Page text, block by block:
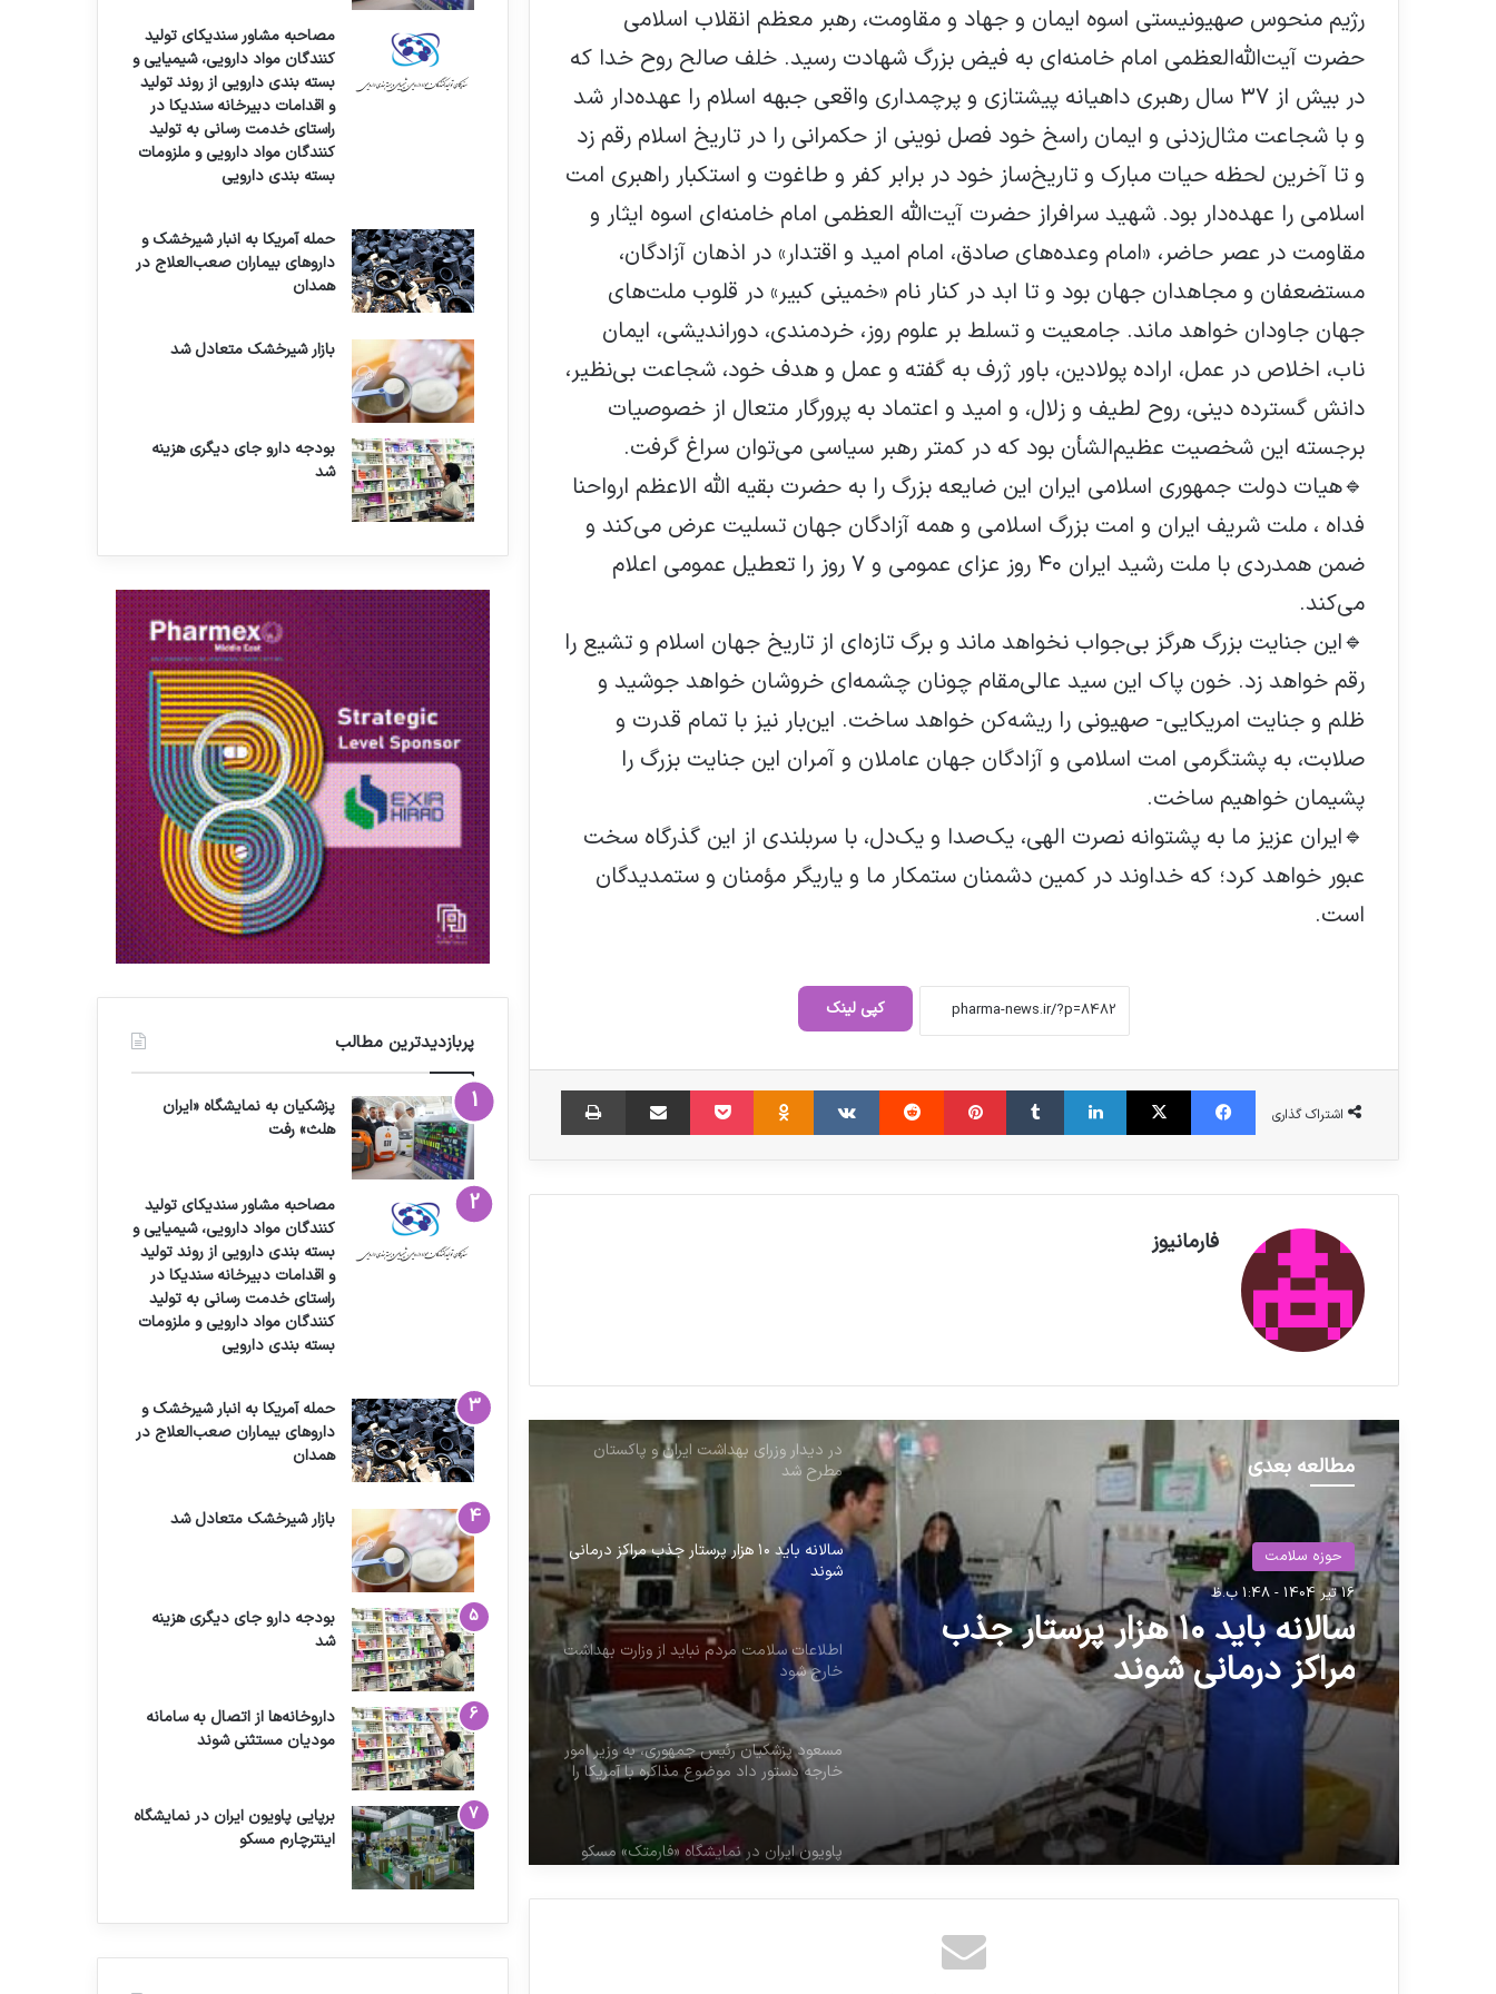
رژیم منحوس صهیونیستی اسوه ایمان و جهاد و مقاومت، رهبر معظم انقلاب اسلامی
حضرت آیت‌الله‌العظمی امام خامنه‌ای به فیض بزرگ شهادت رسید. خلف صالح روح خدا که
در بیش از ۳۷ سال رهبری داهیانه پیشتازی و پرچمداری واقعی جبهه اسلام را عهده‌دار شد
و با شجاعت مثال‌زدنی و ایمان راسخ خود فصل نوینی از حکمرانی را در تاریخ اسلام رقم زد
و تا آخرین لحظه حیات مبارک و تاریخ‌ساز خود در برابر کفر و طاغوت و استکبار راهبری امت
اسلامی را عهده‌دار بود. شهید سرافراز حضرت آیت‌الله العظمی امام خامنه‌ای اسوه ایثار و
مقاومت در عصر حاضر، «امام وعده‌های صادق، امام امید و اقتدار» در اذهان آزادگان،
مستضعفان و مجاهدان جهان بود و تا ابد در کنار نام «خمینی کبیر» در قلوب ملت‌های
جهان جاودان خواهد ماند. جامعیت و تسلط بر علوم روز، خردمندی، دوراندیشی، ایمان
ناب، اخلاص در عمل، اراده پولادین، باور ژرف به گفته و عمل و هدف خود، شجاعت بی‌نظیر،
دانش گسترده دینی، روح لطیف و زلال، و امید و اعتماد به پرورگار متعال از خصوصیات
برجسته این شخصیت عظیم‌الشأن بود که در کمتر رهبر سیاسی می‌توان سراغ گرفت.
🔹هيات دولت جمهوري اسلامي ايران اين ضايعه بزرگ را به حضرت بقيه الله الاعظم ارواحنا
فداه ، ملت شريف ايران و امت بزرگ اسلامی و همه آزادگان جهان تسليت عرض مي‌كند و
ضمن همدردی با ملت رشید ایران ۴۰ روز عزاي عمومي و ۷ روز را تعطيل عمومي اعلام
مي‌كند.
🔹این جنایت بزرگ هرگز بی‌جواب نخواهد ماند و برگ تازه‌ای از تاریخ جهان اسلام و تشیع را
رقم خواهد زد. خون پاک این سید عالی‌مقام چونان چشمه‌ای خروشان خواهد جوشید و
ظلم و جنایت امریکایی- صهیونی را ریشه‌کن خواهد ساخت. این‌بار نیز با تمام قدرت و
صلابت، به پشتگرمی امت اسلامی و آزادگان جهان عاملان و آمران این جنایت بزرگ را
پشیمان خواهیم ساخت.
🔹ایران عزیز ما به پشتوانه نصرت الهی، یک‌صدا و یک‌دل، با سربلندی از این گذرگاه سخت
عبور خواهد کرد؛ که خداوند در کمین دشمنان ستمکار ما و یاریگر مؤمنان و ستمدیدگان
است.
کپی لینک
اشتراک گذاری
فیس بوک X لینکدین ‫تامبلر ‫پین‌ترست ‫رددیت ‫VKontakte
‫Odnoklassniki پاکت اشتراک گذاری از طریق ایمیل
فارمانیوز
مطالعه بعدی
حوزه سلامت
16 تیر 1404 - 1:48 ب.ظ
سالانه باید ۱۰ هزار پرستار جذب
مراکز درمانی شوند
شوند
اطلاعات سلامت مردم نباید از وزارت بهداشت
خارج شود
خارجه دستور داد موضوع مذاکره با آمریکا را
در دیدار وزرای بهداشت ایران و پاکستان
مطرح شد
سالانه باید ۱۰ هزار پرستار جذب مراکز درمانی
شوند
اطلاعات سلامت مردم نباید از وزارت بهداشت
خارج شود
مسعود پزشکیان رئیس جمهوری، به وزیر امور
خارجه دستور داد موضوع مذاکره با آمریکا را
بررسی کند
پاویون ایران در نمایشگاه «فارمتک» مسکو
مصاحبه مشاور سندیکای تولید
کنندگان مواد دارویی، شیمیایی و
بسته بندی دارویی از روند تولید
و اقدامات دبیرخانه سندیکا در
راستای خدمت رسانی به تولید
کنندگان مواد دارویی و ملزومات
بسته بندی دارویی
حمله آمریکا به انبار شیرخشک و
داروهای بیماران صعب‌العلاج در
همدان
بازار شیرخشک متعادل شد
بودجه دارو جای دیگری هزینه
شد
پربازدیدترین مطالب
پزشکیان به نمایشگاه «ایران
هلث» رفت
مصاحبه مشاور سندیکای تولید
کنندگان مواد دارویی، شیمیایی و
بسته بندی دارویی از روند تولید
و اقدامات دبیرخانه سندیکا در
راستای خدمت رسانی به تولید
کنندگان مواد دارویی و ملزومات
بسته بندی دارویی
حمله آمریکا به انبار شیرخشک و
داروهای بیماران صعب‌العلاج در
همدان
بازار شیرخشک متعادل شد
بودجه دارو جای دیگری هزینه
شد
داروخانه‌ها از اتصال به سامانه
مودیان مستثنی شوند
برپایی پاویون ایران در نمایشگاه
اینترچارم مسکو